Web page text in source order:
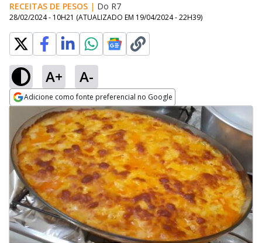
RECEITAS DE PESOS | Do R7
28/02/2024 - 10H21 (ATUALIZADO EM 19/04/2024 - 22H39)
A+ A-
Adicione como fonte preferencial no Google
Opens in new window